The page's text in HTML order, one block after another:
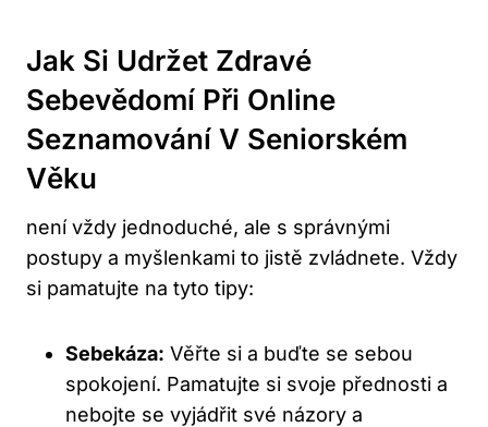
Jak Si Udržet Zdravé
Sebevědomí Při Online
Seznamování V Seniorském
Věku
není vždy jednoduché, ale s správnými
postupy a myšlenkami to jistě zvládnete. Vždy
si pamatujte na tyto tipy:
Sebekáza: Věřte si a buďte se sebou
spokojení. Pamatujte si svoje přednosti a
nebojte se vyjádřit své názory a